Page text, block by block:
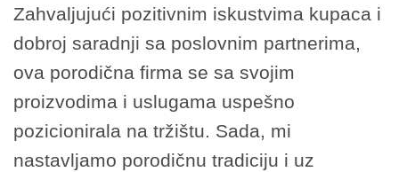
Zahvaljujući pozitivnim iskustvima kupaca i
dobroj saradnji sa poslovnim partnerima,
ova porodična firma se sa svojim
proizvodima i uslugama uspešno
pozicionirala na tržištu. Sada, mi
nastavljamo porodičnu tradiciju i uz